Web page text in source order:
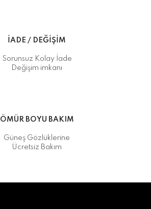
İADE / DEĞİŞİM
Sorunsuz Kolay İade
Değişim imkanı
ÖMÜR BOYU BAKIM
Güneş Gözlüklerine
Ücretsiz Bakım